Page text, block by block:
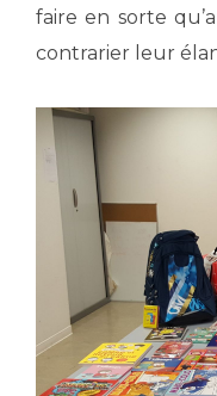
faire en sorte
contrarier leur